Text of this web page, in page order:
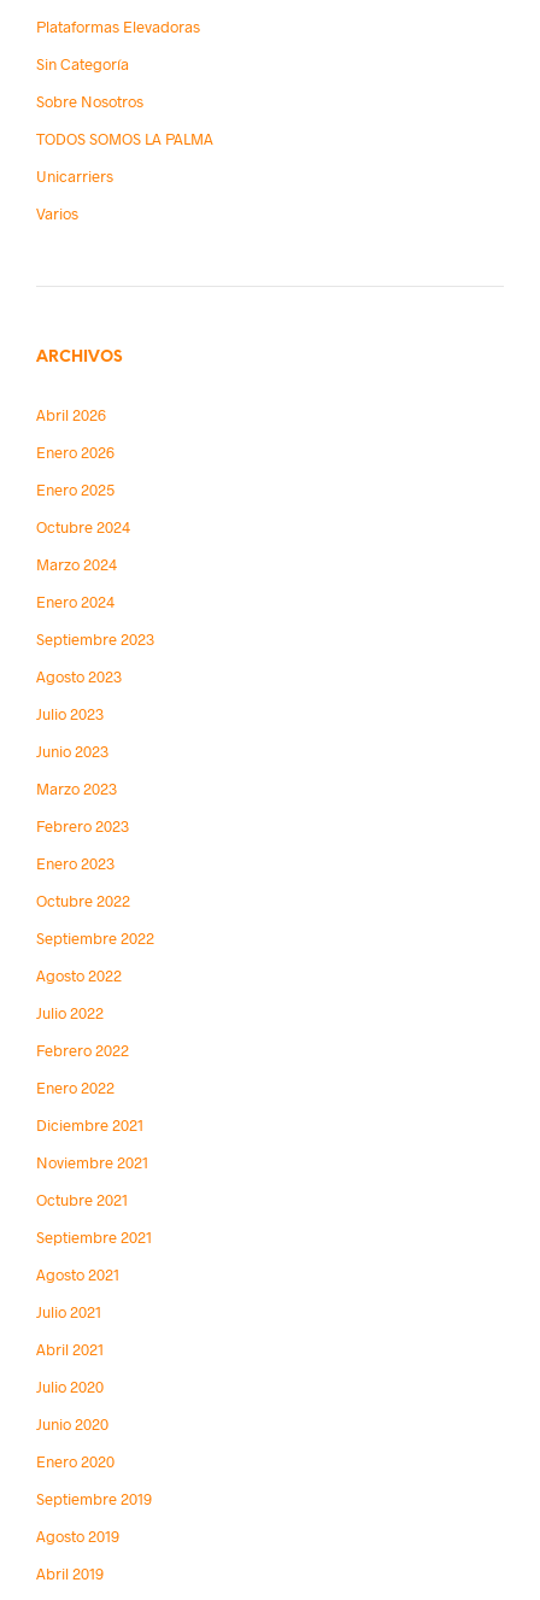
Plataformas Elevadoras
Sin Categoría
Sobre Nosotros
TODOS SOMOS LA PALMA
Unicarriers
Varios
ARCHIVOS
Abril 2026
Enero 2026
Enero 2025
Octubre 2024
Marzo 2024
Enero 2024
Septiembre 2023
Agosto 2023
Julio 2023
Junio 2023
Marzo 2023
Febrero 2023
Enero 2023
Octubre 2022
Septiembre 2022
Agosto 2022
Julio 2022
Febrero 2022
Enero 2022
Diciembre 2021
Noviembre 2021
Octubre 2021
Septiembre 2021
Agosto 2021
Julio 2021
Abril 2021
Julio 2020
Junio 2020
Enero 2020
Septiembre 2019
Agosto 2019
Abril 2019